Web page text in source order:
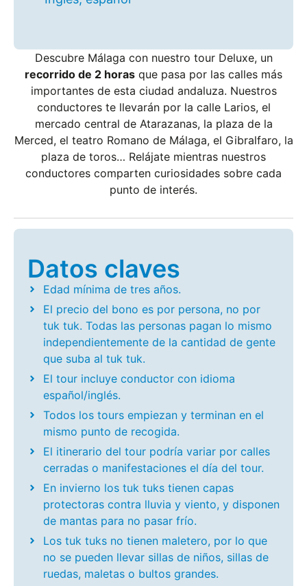
Descubre Málaga con nuestro tour Deluxe, un
recorrido de 2 horas que pasa por las calles más
importantes de esta ciudad andaluza. Nuestros
conductores te llevarán por la calle Larios, el
mercado central de Atarazanas, la plaza de la
Merced, el teatro Romano de Málaga, el Gibralfaro, la
plaza de toros… Relájate mientras nuestros
conductores comparten curiosidades sobre cada
punto de interés.
Datos claves
Edad mínima de tres años.
El precio del bono es por persona, no por
tuk tuk. Todas las personas pagan lo mismo
independientemente de la cantidad de gente
que suba al tuk tuk.
El tour incluye conductor con idioma
español/inglés.
Todos los tours empiezan y terminan en el
mismo punto de recogida.
El itinerario del tour podría variar por calles
cerradas o manifestaciones el día del tour.
En invierno los tuk tuks tienen capas
protectoras contra lluvia y viento, y disponen
de mantas para no pasar frío.
Los tuk tuks no tienen maletero, por lo que
no se pueden llevar sillas de niños, sillas de
ruedas, maletas o bultos grandes.